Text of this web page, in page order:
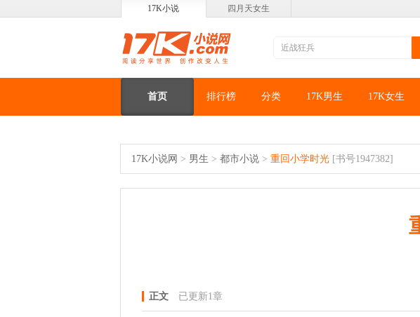
17K小说 四月天女生
首页 排行榜 分类 17K男生 17K女生
17K小说网 > 男生 > 都市小说 > 重回小学时光 [书号1947382]
正文 已更新1章